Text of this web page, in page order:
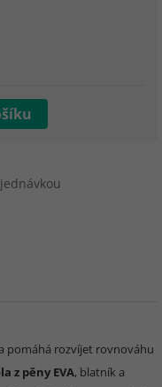
pomáhá rozvíjet rovnováhu
z pěny EVA, blatník a